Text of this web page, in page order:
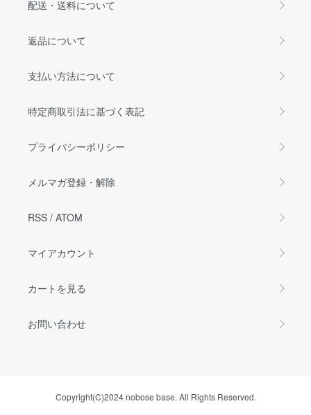
配送・送料について
返品について
支払い方法について
特定商取引法に基づく表記
プライバシーポリシー
メルマガ登録・解除
RSS / ATOM
マイアカウント
カートを見る
お問い合わせ
Copyright(C)2024 nobose base. All Rights Reserved.